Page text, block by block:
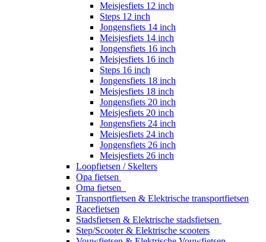
Meisjesfiets 12 inch
Steps 12 inch
Jongensfiets 14 inch
Meisjesfiets 14 inch
Jongensfiets 16 inch
Meisjesfiets 16 inch
Steps 16 inch
Jongensfiets 18 inch
Meisjesfiets 18 inch
Jongensfiets 20 inch
Meisjesfiets 20 inch
Jongensfiets 24 inch
Meisjesfiets 24 inch
Jongensfiets 26 inch
Meisjesfiets 26 inch
Loopfietsen / Skelters
Opa fietsen
Oma fietsen
Transportfietsen & Elektrische transportfietsen
Racefietsen
Stadsfietsen & Elektrische stadsfietsen
Step/Scooter & Elektrische scooters